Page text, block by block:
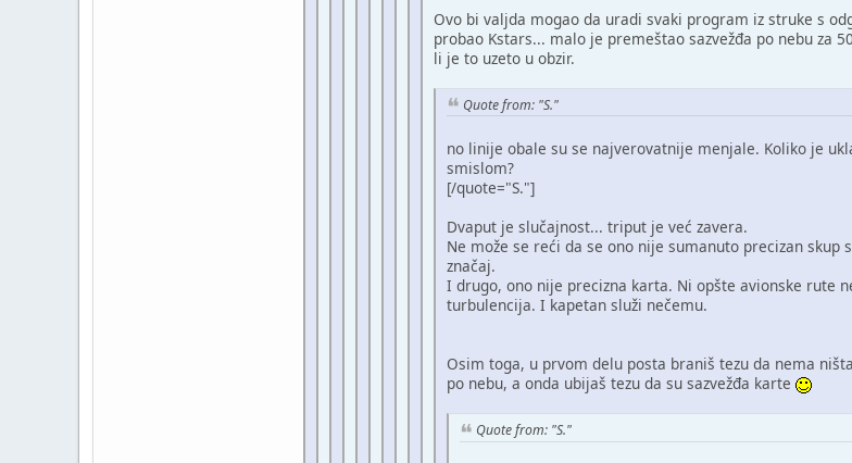
Ovo bi valjda mogao da uradi svaki program iz struke s
probao Kstars... malo je premeštao sazvežđa po nebu za
li je to uzeto u obzir.
Quote from: "S."
no linije obale su se najverovatnije menjale. Koliko je
smislom?
[/quote="S."]
Dvaput je slučajnost... triput je već zavera.
Ne može se reći da se ono nije sumanuto precizan
značaj.
I drugo, ono nije precizna karta. Ni opšte avionske rute
turbulencija. I kapetan služi nečemu.
Osim toga, u prvom delu posta braniš tezu da nema
po nebu, a onda ubijaš tezu da su sazvežđa karte
Quote from: "S."